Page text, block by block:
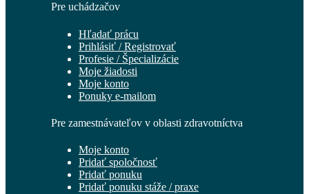
Pre uchádzačov
Hľadať prácu
Prihlásiť / Registrovať
Profesie / Špecializácie
Moje žiadosti
Moje konto
Ponuky e-mailom
Pre zamestnávateľov v oblasti zdravotníctva
Moje konto
Pridať spoločnosť
Pridať ponuku
Pridať ponuku stáže / praxe